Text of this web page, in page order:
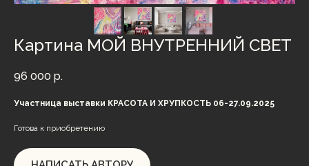
Картина МОЙ ВНУТРЕННИЙ СВЕТ
96 000 р.
Участница выставки КРАСОТА И ХРУПКОСТЬ 06-27.09.2025
Готова к приобретению